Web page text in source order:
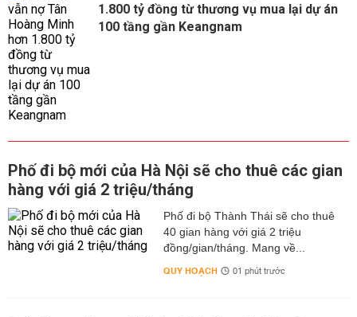
1.800 tỷ đồng từ thương vụ mua lại dự án
100 tầng gần Keangnam
Phố đi bộ mới của Hà Nội sẽ cho thuê các gian
hàng với giá 2 triệu/tháng
Phố đi bộ Thành Thái sẽ cho thuê
40 gian hàng với giá 2 triệu
đồng/gian/tháng. Mang về...
QUY HOẠCH 01 phút trước